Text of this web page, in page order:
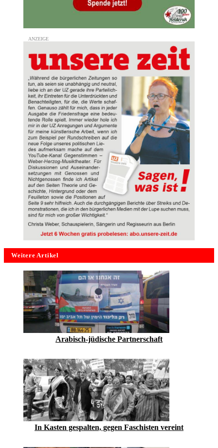
Weitere Artikel
Arabisch-jüdische Partnerschaft
In Kasten gespalten, gegen Faschisten vereint